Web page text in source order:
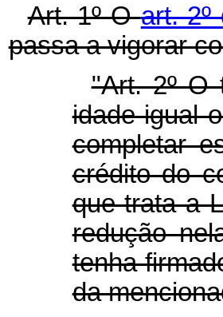
Art. 1º Oart. 2º
passa a vigorar
"Art. 2º O
idade igual
completar
crédito do
que trata a
redução
tenha
da